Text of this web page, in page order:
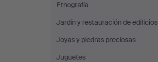
Etnografía
Jardín y restauración de edificios
Joyas y piedras preciosas
Juguetes